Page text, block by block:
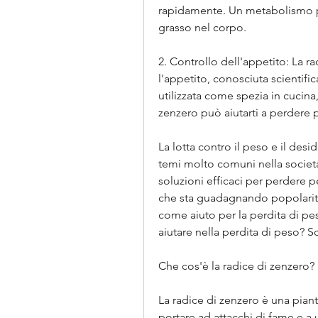
rapidamente. Un
grasso nel corpo.
2. Controllo dell'appetito: La
l'appetito, conosciuta
utilizzata come spezia in
zenzero può aiutarti a perdere
La lotta contro il peso e il
temi molto comuni nella
soluzioni efficaci per perdere
che sta guadagnando
come aiuto per la perdita di
aiutare nella perdita di peso?
Che cos'è la radice di zenzero?
La radice di zenzero è una